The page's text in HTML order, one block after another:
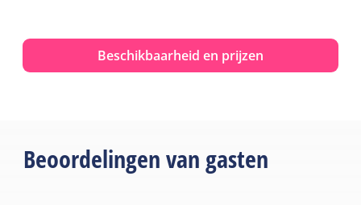
Beschikbaarheid en prijzen
Beoordelingen van gasten